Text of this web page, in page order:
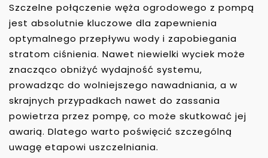
Szczelne połączenie węża ogrodowego z pompą
jest absolutnie kluczowe dla zapewnienia
optymalnego przepływu wody i zapobiegania
stratom ciśnienia. Nawet niewielki wyciek może
znacząco obniżyć wydajność systemu,
prowadząc do wolniejszego nawadniania, a w
skrajnych przypadkach nawet do zassania
powietrza przez pompę, co może skutkować jej
awarią. Dlatego warto poświęcić szczególną
uwagę etapowi uszczelniania.